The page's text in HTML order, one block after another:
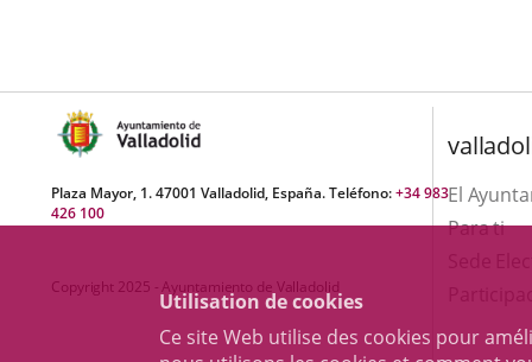
Utilisation de cookies
Ce site Web utilise des cookies pour
Plaza Mayor, 1. 47001 Valladolid, España. Teléfono:+34 983
426 100
Copyright 2025 - Ayuntamiento de Valladolid
El
Para ti